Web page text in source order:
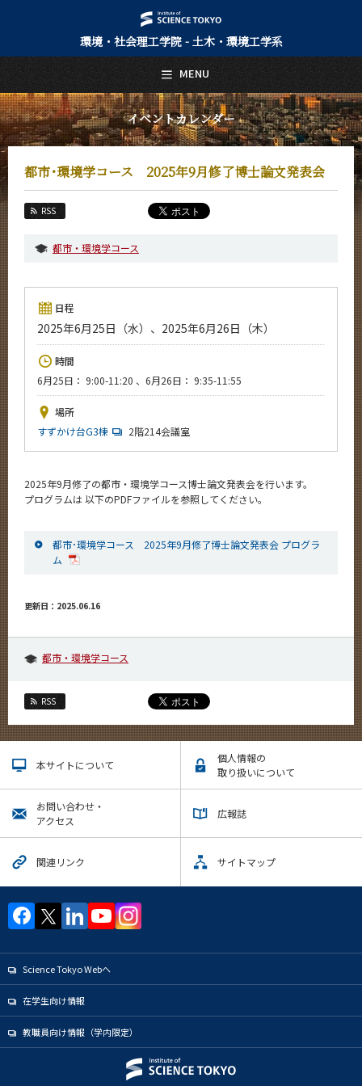
環境・社会理工学院 - 土木・環境工学系
イベントカレンダー
都市･環境学コース 2025年9月修了博士論文発表会
RSS
都市・環境学コース
日程
2025年6月25日（水）、2025年6月26日（木）
時間
6月25日： 9:00-11:20 、6月26日： 9:35-11:55
場所
すずかけ台G3棟
2階214会議室
2025年9月修了の都市・環境学コース博士論文発表会を行います。
プログラムは 以下のPDFファイルを参照してください。
都市･環境学コース 2025年9月修了博士論文発表会 プログラ
ム
更新日：2025.06.16
都市・環境学コース
RSS
本サイトについて
個人情報の
取り扱いについて
お問い合わせ・
アクセス
広報誌
関連リンク サイトマップ
Science Tokyo Webヘ
在学生向け情報
教職員向け情報（学内限定）
MENU
日本語 English
トップページ
Top Page
土木・環境工学系について
About Us
教育
Education
入学案内
Admissions
土木・環境工学系 News
イベントカレンダー
Event Calendar
今後の課程別イベント
年別アーカイブ
CLOSE